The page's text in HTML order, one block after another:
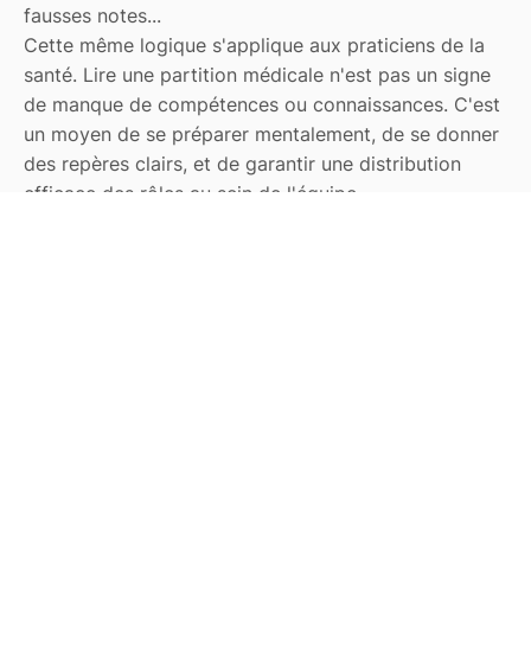
fausses notes...
Cette même logique s'applique aux praticiens de la
santé. Lire une partition médicale n'est pas un signe
de manque de compétences ou connaissances. C'est
un moyen de se préparer mentalement, de se donner
des repères clairs, et de garantir une distribution
efficace des rôles au sein de l'équipe.